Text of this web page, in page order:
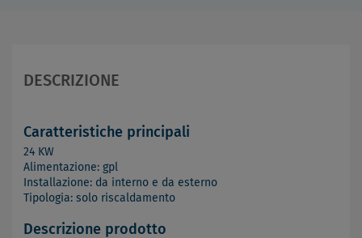
DESCRIZIONE
Caratteristiche principali
24 KW
Alimentazione: gpl
Installazione: da interno e da esterno
Tipologia: solo riscaldamento
Descrizione prodotto